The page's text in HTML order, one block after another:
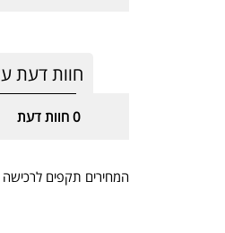
חוות דעת
0 חוות דעת
המחירים תקפים